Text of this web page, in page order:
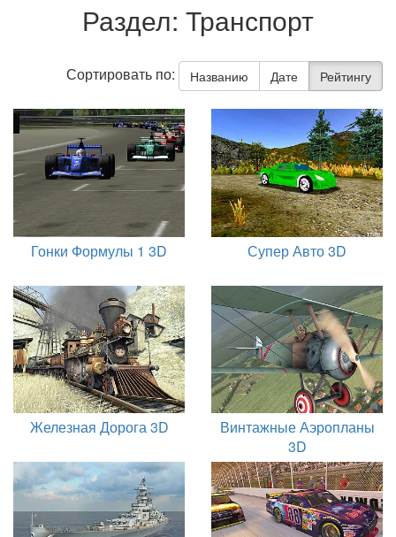
Раздел: Транспорт
Сортировать по: Названию Дате Рейтингу
Гонки Формулы 1 3D Супер Авто 3D
Железная Дорога 3D
Винтажные Аэропланы
3D